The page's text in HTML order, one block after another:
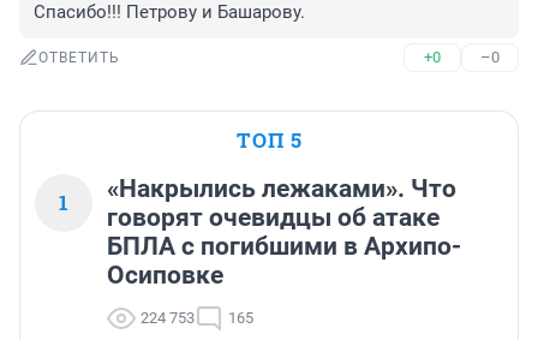
Спасибо!!! Петрову и Башарову.
ОТВЕТИТЬ +0 –0
ТОП 5
1
«Накрылись лежаками». Что
говорят очевидцы об атаке
БПЛА с погибшими в Архипо-
Осиповке
224 753 165